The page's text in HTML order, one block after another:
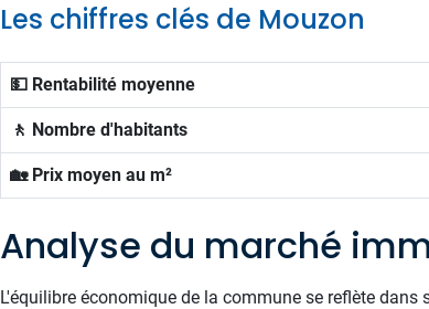
Les chiffres clés de Mouzon
💵 Rentabilité moyenne
🚶 Nombre d'habitants
🏡 Prix moyen au m²
Analyse du marché
L'équilibre économique de la commune se reflète